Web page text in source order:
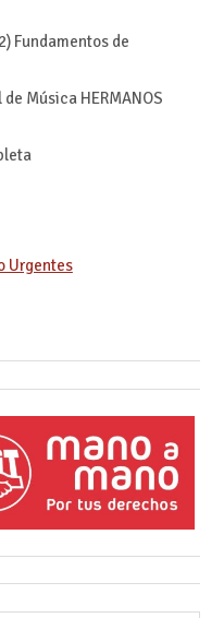
Fundamentos de
Música HERMANOS
Urgentes